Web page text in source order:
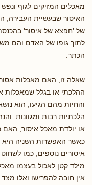
מאכלים המזיקים לגוף
האיסור שבעשיית
של 'חפצא של איסור'
לתוך גופו של האדם והם
הכתר.
שאלה זו, האם מאכלות
ההלכתי או בגלל
והחיות מהם הגיעו, הוא
הלכתיות רבות ומגוונות.
או יולדת מאכל איסור, האם
כאשר האפשרות השניה היא
איסורים נוספים, כמו
מילד קטן לאכול בעצמו
אין חובה להפרישו ואלו מצד